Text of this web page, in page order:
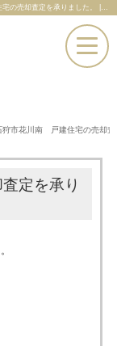
石狩市花川南 戸建住宅の売却査定を承りました。石狩市花川南 戸建住宅の売却査定を承りました。 |札幌市の不動産売却ならセンチュリー21アルガホーム
狩市花川南 戸建住宅の売却査
定を承り